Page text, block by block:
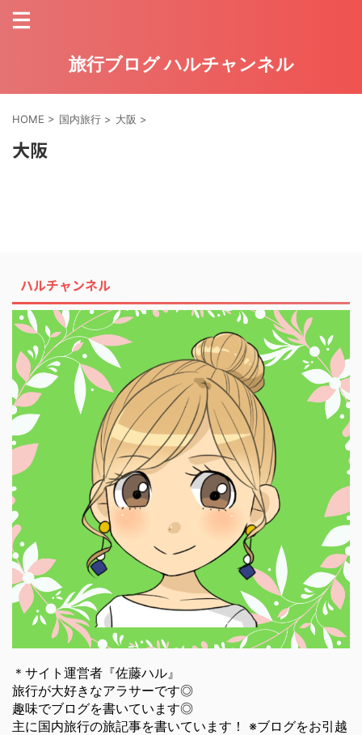
旅行ブログ ハルチャンネル
HOME > 国内旅行 > 大阪 >
大阪
ハルチャンネル
＊サイト運営者『佐藤ハル』
旅行が大好きなアラサーです◎
趣味でブログを書いています◎
主に国内旅行の旅記事を書いています！ ※ブログをお引越